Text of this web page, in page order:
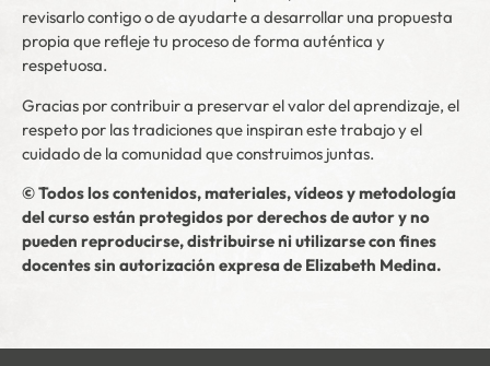
revisarlo contigo o de ayudarte a desarrollar una propuesta
propia que refleje tu proceso de forma auténtica y
respetuosa.
Gracias por contribuir a preservar el valor del aprendizaje, el
respeto por las tradiciones que inspiran este trabajo y el
cuidado de la comunidad que construimos juntas.
© Todos los contenidos, materiales, vídeos y metodología
del curso están protegidos por derechos de autor y no
pueden reproducirse, distribuirse ni utilizarse con fines
docentes sin autorización expresa de Elizabeth Medina.